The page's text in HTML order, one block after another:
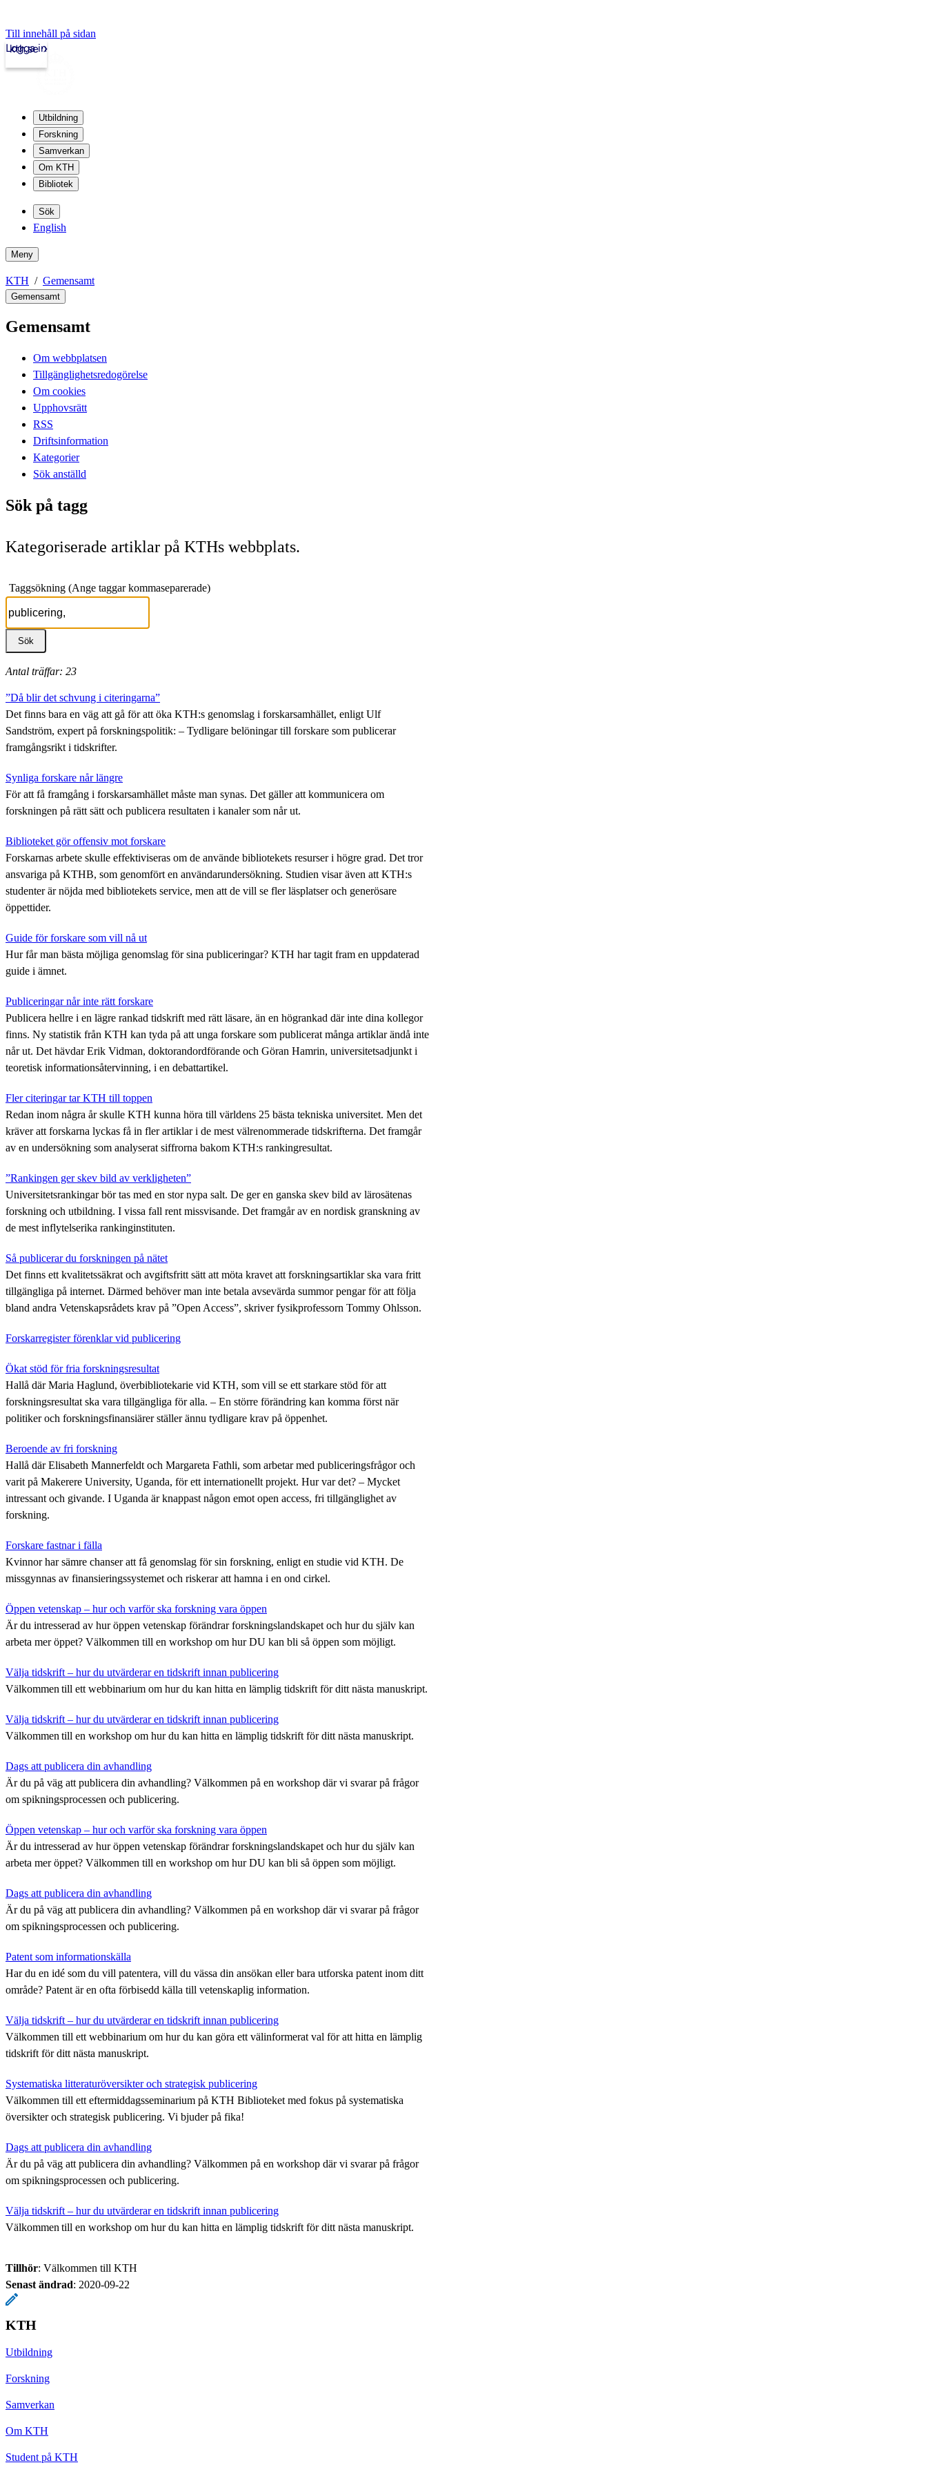
Till innehåll på sidan
kth.se
Logga in
Utbildning
Forskning
Samverkan
Om KTH
Bibliotek
Sök
English
Meny
KTH Gemensamt
Gemensamt
Gemensamt
Om webbplatsen
Tillgänglighetsredogörelse
Om cookies
Upphovsrätt
RSS
Driftsinformation
Kategorier
Sök anställd
Sök på tagg
Kategoriserade artiklar på KTHs webbplats.
Taggsökning (Ange taggar kommaseparerade)
Antal träffar: 23
”Då blir det schvung i citeringarna”
Det finns bara en väg att gå för att öka KTH:s genomslag i forskarsamhället, enligt Ulf
Sandström, expert på forskningspolitik: – Tydligare belöningar till forskare som publicerar
framgångsrikt i tidskrifter.
Synliga forskare når längre
För att få framgång i forskarsamhället måste man synas. Det gäller att kommunicera om
forskningen på rätt sätt och publicera resultaten i kanaler som når ut.
Biblioteket gör offensiv mot forskare
Forskarnas arbete skulle effektiviseras om de använde bibliotekets resurser i högre grad. Det tror
ansvariga på KTHB, som genomfört en användarundersökning. Studien visar även att KTH:s
studenter är nöjda med bibliotekets service, men att de vill se fler läsplatser och generösare
öppettider.
Guide för forskare som vill nå ut
Hur får man bästa möjliga genomslag för sina publiceringar? KTH har tagit fram en uppdaterad
guide i ämnet.
Publiceringar når inte rätt forskare
Publicera hellre i en lägre rankad tidskrift med rätt läsare, än en högrankad där inte dina kollegor
finns. Ny statistik från KTH kan tyda på att unga forskare som publicerat många artiklar ändå inte
når ut. Det hävdar Erik Vidman, doktorandordförande och Göran Hamrin, universitetsadjunkt i
teoretisk informationsåtervinning, i en debattartikel.
Fler citeringar tar KTH till toppen
Redan inom några år skulle KTH kunna höra till världens 25 bästa tekniska universitet. Men det
kräver att forskarna lyckas få in fler artiklar i de mest välrenommerade tidskrifterna. Det framgår
av en undersökning som analyserat siffrorna bakom KTH:s rankingresultat.
”Rankingen ger skev bild av verkligheten”
Universitetsrankingar bör tas med en stor nypa salt. De ger en ganska skev bild av lärosätenas
forskning och utbildning. I vissa fall rent missvisande. Det framgår av en nordisk granskning av
de mest inflytelserika rankinginstituten.
Så publicerar du forskningen på nätet
Det finns ett kvalitetssäkrat och avgiftsfritt sätt att möta kravet att forskningsartiklar ska vara fritt
tillgängliga på internet. Därmed behöver man inte betala avsevärda summor pengar för att följa
bland andra Vetenskapsrådets krav på ”Open Access”, skriver fysikprofessorn Tommy Ohlsson.
Forskarregister förenklar vid publicering
Ökat stöd för fria forskningsresultat
Hallå där Maria Haglund, överbibliotekarie vid KTH, som vill se ett starkare stöd för att
forskningsresultat ska vara tillgängliga för alla. – En större förändring kan komma först när
politiker och forskningsfinansiärer ställer ännu tydligare krav på öppenhet.
Beroende av fri forskning
Hallå där Elisabeth Mannerfeldt och Margareta Fathli, som arbetar med publiceringsfrågor och
varit på Makerere University, Uganda, för ett internationellt projekt. Hur var det? – Mycket
intressant och givande. I Uganda är knappast någon emot open access, fri tillgänglighet av
forskning.
Forskare fastnar i fälla
Kvinnor har sämre chanser att få genomslag för sin forskning, enligt en studie vid KTH. De
missgynnas av finansieringssystemet och riskerar att hamna i en ond cirkel.
Öppen vetenskap – hur och varför ska forskning vara öppen
Är du intresserad av hur öppen vetenskap förändrar forskningslandskapet och hur du själv kan
arbeta mer öppet? Välkommen till en workshop om hur DU kan bli så öppen som möjligt.
Välja tidskrift – hur du utvärderar en tidskrift innan publicering
Välkommen till ett webbinarium om hur du kan hitta en lämplig tidskrift för ditt nästa manuskript.
Välja tidskrift – hur du utvärderar en tidskrift innan publicering
Välkommen till en workshop om hur du kan hitta en lämplig tidskrift för ditt nästa manuskript.
Dags att publicera din avhandling
Är du på väg att publicera din avhandling? Välkommen på en workshop där vi svarar på frågor
om spikningsprocessen och publicering.
Öppen vetenskap – hur och varför ska forskning vara öppen
Är du intresserad av hur öppen vetenskap förändrar forskningslandskapet och hur du själv kan
arbeta mer öppet? Välkommen till en workshop om hur DU kan bli så öppen som möjligt.
Dags att publicera din avhandling
Är du på väg att publicera din avhandling? Välkommen på en workshop där vi svarar på frågor
om spikningsprocessen och publicering.
Patent som informationskälla
Har du en idé som du vill patentera, vill du vässa din ansökan eller bara utforska patent inom ditt
område? Patent är en ofta förbisedd källa till vetenskaplig information.
Välja tidskrift – hur du utvärderar en tidskrift innan publicering
Välkommen till ett webbinarium om hur du kan göra ett välinformerat val för att hitta en lämplig
tidskrift för ditt nästa manuskript.
Systematiska litteraturöversikter och strategisk publicering
Välkommen till ett eftermiddagsseminarium på KTH Biblioteket med fokus på systematiska
översikter och strategisk publicering. Vi bjuder på fika!
Dags att publicera din avhandling
Är du på väg att publicera din avhandling? Välkommen på en workshop där vi svarar på frågor
om spikningsprocessen och publicering.
Välja tidskrift – hur du utvärderar en tidskrift innan publicering
Välkommen till en workshop om hur du kan hitta en lämplig tidskrift för ditt nästa manuskript.
Tillhör: Välkommen till KTH
Senast ändrad: 2020-09-22
KTH
Utbildning
Forskning
Samverkan
Om KTH
Student på KTH